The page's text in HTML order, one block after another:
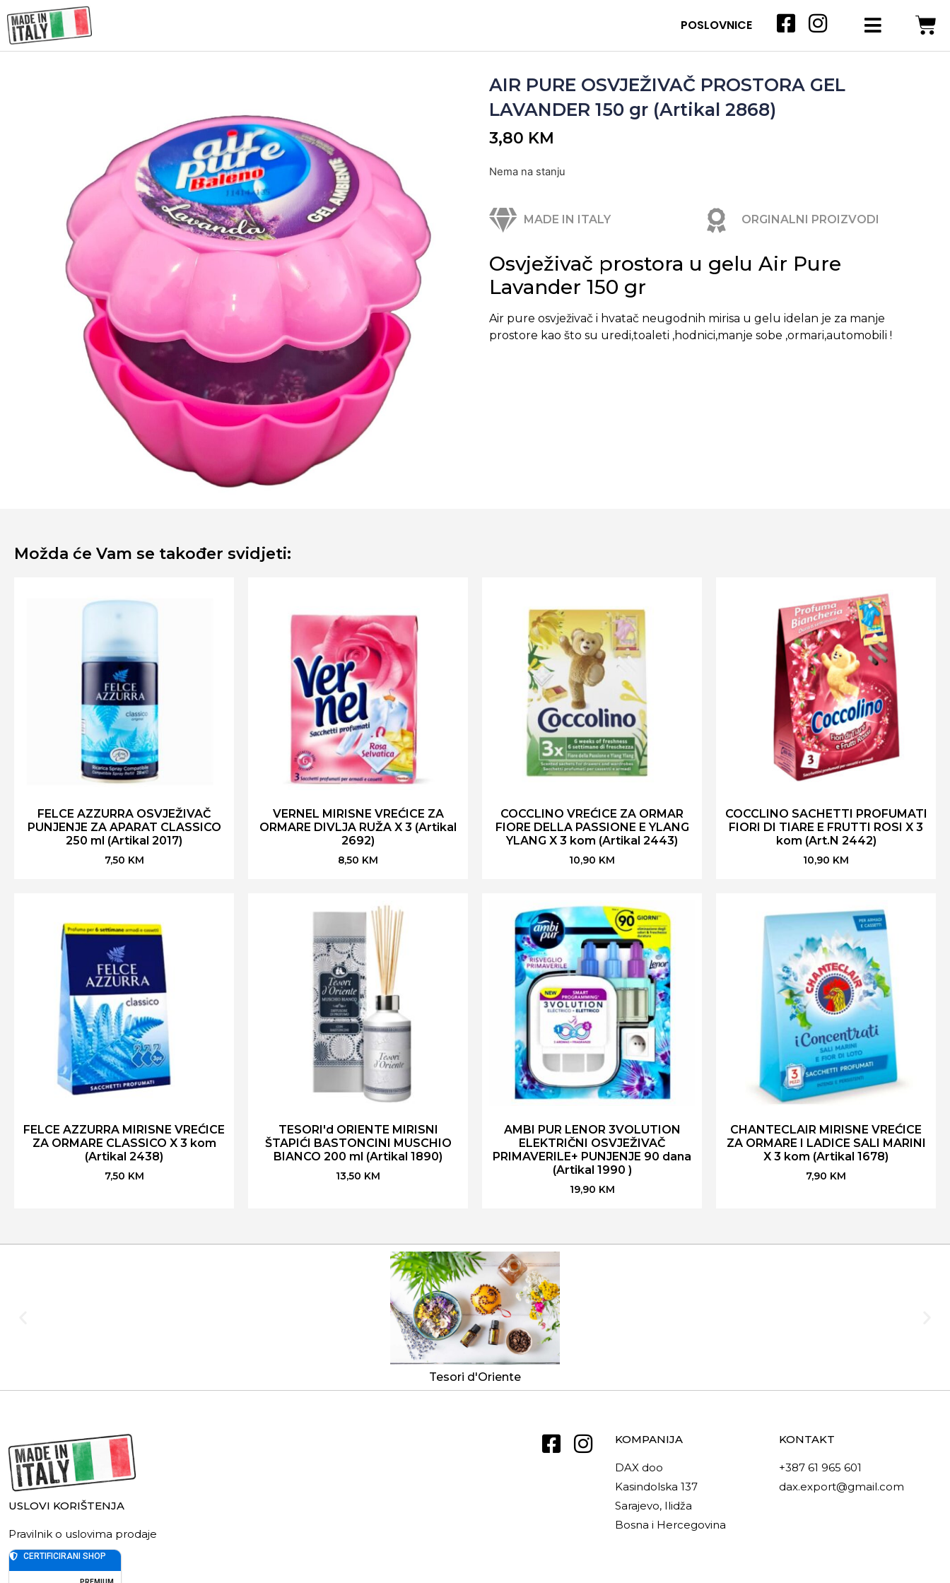
POSLOVNICE
AIR PURE OSVJEŽIVAČ PROSTORA GEL
LAVANDER 150 gr (Artikal 2868)
3,80 KM
Nema na stanju
MADE IN ITALY ORGINALNI PROIZVODI
Osvježivač prostora u gelu Air Pure
Lavander 150 gr
Air pure osvježivač i hvatač neugodnih mirisa u gelu idelan je za manje
prostore kao što su uredi,toaleti ,hodnici,manje sobe ,ormari,automobili !
Možda će Vam se također svidjeti:
FELCE AZZURRA OSVJEŽIVAČ
PUNJENJE ZA APARAT CLASSICO
250 ml (Artikal 2017)
7,50 KM
VERNEL MIRISNE VREĆICE ZA
ORMARE DIVLJA RUŽA X 3 (Artikal
2692)
8,50 KM
COCCLINO VREĆICE ZA ORMAR
FIORE DELLA PASSIONE E YLANG
YLANG X 3 kom (Artikal 2443)
10,90 KM
COCCLINO SACHETTI PROFUMATI
FIORI DI TIARE E FRUTTI ROSI X 3
kom (Art.N 2442)
10,90 KM
FELCE AZZURRA MIRISNE VREĆICE
ZA ORMARE CLASSICO X 3 kom
(Artikal 2438)
7,50 KM
TESORI'd ORIENTE MIRISNI
ŠTAPIĆI BASTONCINI MUSCHIO
BIANCO 200 ml (Artikal 1890)
13,50 KM
AMBI PUR LENOR 3VOLUTION
ELEKTRIČNI OSVJEŽIVAČ
PRIMAVERILE+ PUNJENJE 90 dana
(Artikal 1990 )
19,90 KM
CHANTECLAIR MIRISNE VREĆICE
ZA ORMARE I LADICE SALI MARINI
X 3 kom (Artikal 1678)
7,90 KM
Tesori d'Oriente
USLOVI KORIŠTENJA
Pravilnik o uslovima prodaje
KOMPANIJA
DAX doo
Kasindolska 137
Sarajevo, Ilidža
Bosna i Hercegovina
KONTAKT
+387 61 965 601
dax.export@gmail.com